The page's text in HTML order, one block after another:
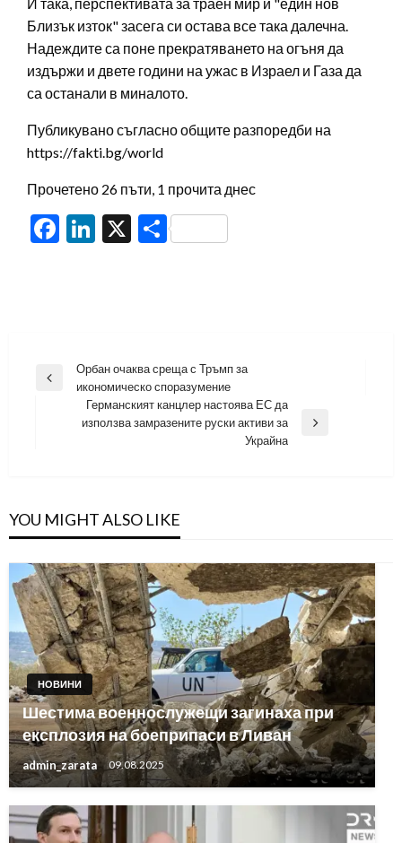
И така, перспективата за траен мир и "един нов
Близък изток" засега си остава все така далечна.
Надеждите са поне прекратяването на огъня да
издържи и двете години на ужас в Израел и Газа да
са останали в миналото.
Публикувано съгласно общите разпоредби на
https://fakti.bg/world
Прочетено 26 пъти, 1 прочита днес
Facebook
LinkedIn
X Share
Навигация
Previous
Орбан очаква среща с Тръмп за
икономическо споразумение
Германският канцлер настоява ЕС да
използва замразените руски активи за
Украйна
YOU MIGHT ALSO LIKE
НОВИНИ
Шестима военнослужещи загинаха при
експлозия на боеприпаси в Ливан
admin_zarata 09.08.2025